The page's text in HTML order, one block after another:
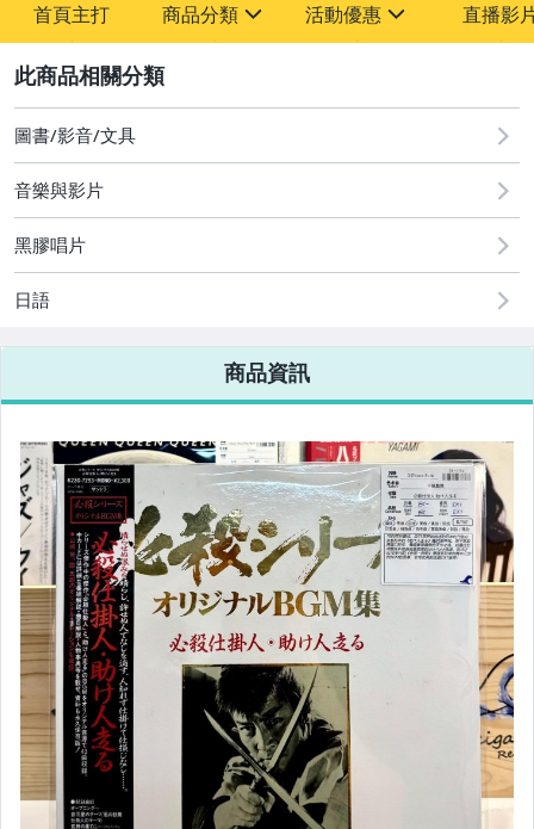
首頁主打 商品分類
其它
活動優惠
[全店] 粉絲專享
[全店] 週年慶
直播影
圖書/影音/文具
音樂與影片
黑膠唱片
日語
商品資訊